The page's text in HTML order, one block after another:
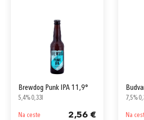
Brewdog Punk IPA 11,9°
5,4% 0,33l
Na ceste 2,56 €
7,5%
Na